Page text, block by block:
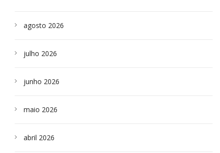
agosto 2026
julho 2026
junho 2026
maio 2026
abril 2026